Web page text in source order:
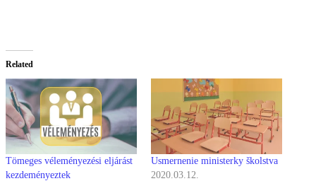
Related
Tömeges véleményezési eljárást
kezdeményeztek
Usmernenie ministerky školstva
2020.03.12.